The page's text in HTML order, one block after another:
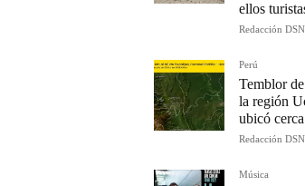
ellos
Redacción DSN
Perú
Temblor
la región
ubicó
Redacción DSN
Música